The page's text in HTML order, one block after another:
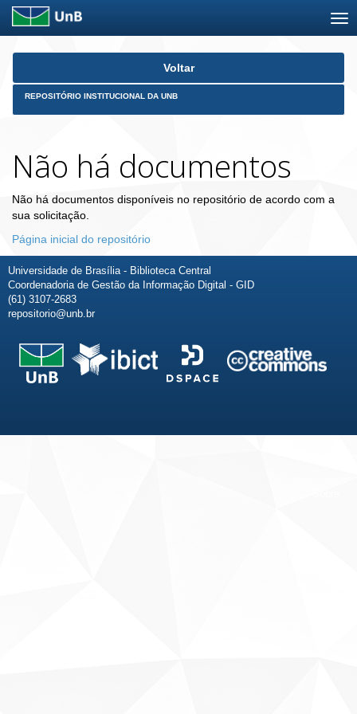
Skip
Voltar
REPOSITÓRIO INSTITUCIONAL DA UNB
Não há documentos
Não há documentos disponíveis no repositório de acordo com a
sua solicitação.
Página inicial do repositório
Universidade de Brasília - Biblioteca Central
Coordenadoria de Gestão da Informação Digital - GID
(61) 3107-2683
repositorio@unb.br